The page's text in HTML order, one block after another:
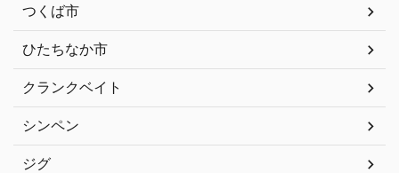
つくば市
ひたちなか市
クランクベイト
シンペン
ジグ